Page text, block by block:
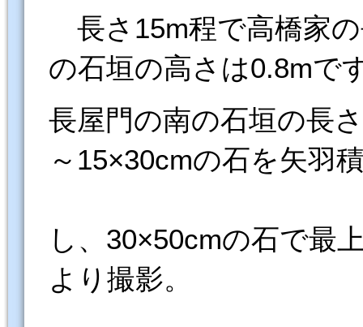
長さ15m程で高橋家
の石垣の高さは0.8mで
長屋門の南の石垣の長
～15×30cmの石を矢羽
し、30×50cmの石で最
より撮影。